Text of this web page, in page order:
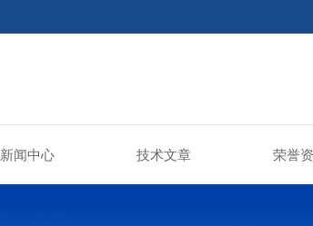
新闻中心 技术文章 荣誉